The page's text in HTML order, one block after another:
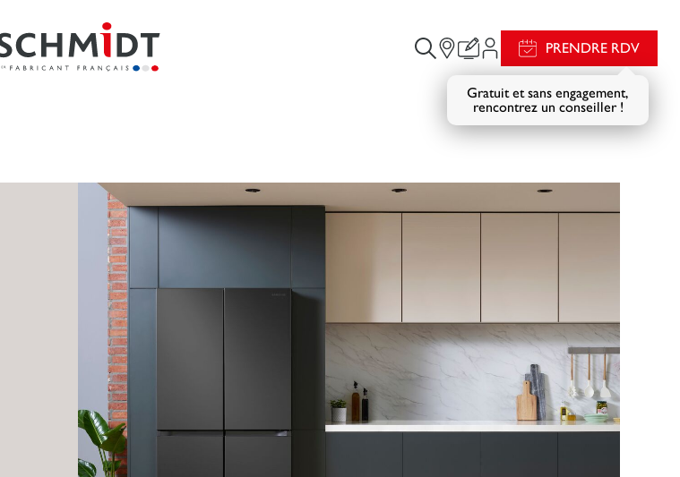
PRENDRE RDV
Gratuit et sans engagement,
rencontrez un conseiller !